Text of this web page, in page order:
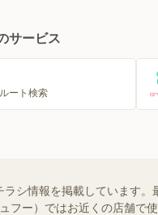
サービス
ート検索
ラシ情報を掲載しています
フー）ではお近くの店舗で